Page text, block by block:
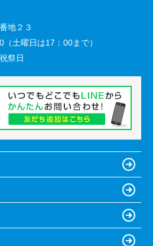
地２３
土曜日は17：00まで）
祭日